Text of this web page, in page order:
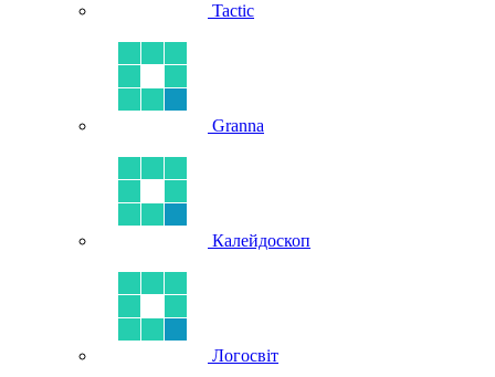
Tactic
Granna
Калейдоскоп
Логосвіт